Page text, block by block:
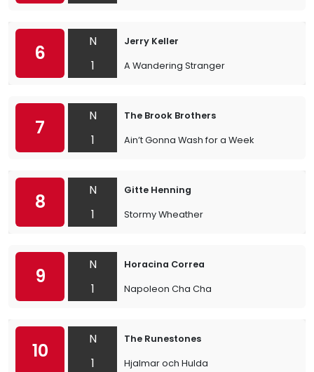
6
N
1
Jerry Keller
A Wandering Stranger
7
N
1
The Brook Brothers
Ain’t Gonna Wash for a Week
8
N
1
Gitte Henning
Stormy Wheather
9
N
1
Horacina Correa
Napoleon Cha Cha
10
N
1
The Runestones
Hjalmar och Hulda